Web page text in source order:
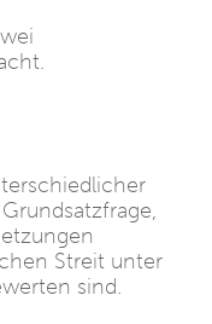
Streit unter
sind.